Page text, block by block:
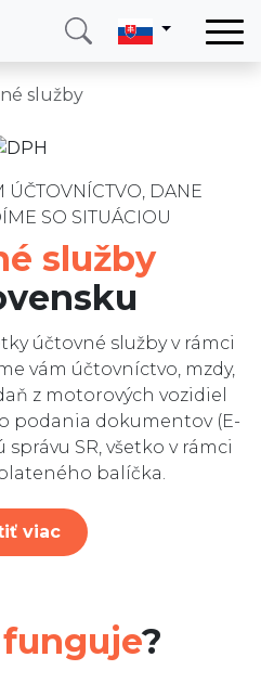
mi Prihlásiť sa
služby
ÚČTOVNÍCTVO, DANE
SO SITUÁCIOU
služby
účtovné služby v rámci
vám účtovníctvo, mzdy,
z motorových vozidiel
podania dokumentov (E-
SR, všetko v rámci
balíčka.
viac
funguje?